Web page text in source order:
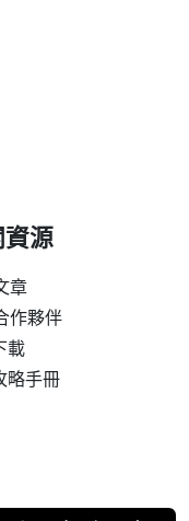
源
章
作夥伴
載
略手冊